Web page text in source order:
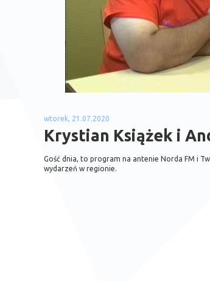
wtorek, 21.07.2020
Krystian Książek i
Gość dnia, to program na antenie Norda FM i
wydarzeń w regionie.